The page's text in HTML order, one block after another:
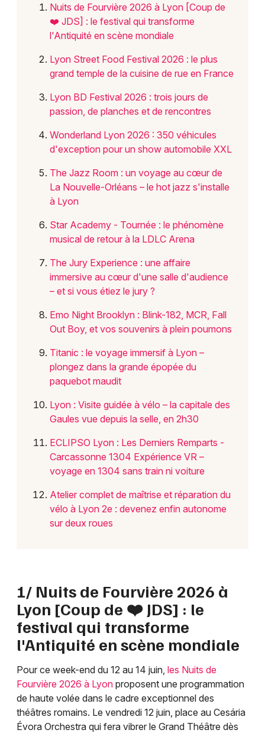
Nuits de Fourvière 2026 à Lyon [Coup de
❤️ JDS] : le festival qui transforme
l'Antiquité en scène mondiale
Lyon Street Food Festival 2026 : le plus
grand temple de la cuisine de rue en France
Lyon BD Festival 2026 : trois jours de
passion, de planches et de rencontres
Wonderland Lyon 2026 : 350 véhicules
d'exception pour un show automobile XXL
The Jazz Room : un voyage au cœur de
La Nouvelle-Orléans – le hot jazz s'installe
à Lyon
Star Academy - Tournée : le phénomène
musical de retour à la LDLC Arena
The Jury Experience : une affaire
immersive au cœur d'une salle d'audience
– et si vous étiez le jury ?
Emo Night Brooklyn : Blink-182, MCR, Fall
Out Boy, et vos souvenirs à plein poumons
Titanic : le voyage immersif à Lyon –
plongez dans la grande épopée du
paquebot maudit
Lyon : Visite guidée à vélo – la capitale des
Gaules vue depuis la selle, en 2h30
ECLIPSO Lyon : Les Derniers Remparts -
Carcassonne 1304 Expérience VR –
voyage en 1304 sans train ni voiture
Atelier complet de maîtrise et réparation du
vélo à Lyon 2e : devenez enfin autonome
sur deux roues
1/ Nuits de Fourvière 2026 à
Lyon [Coup de ❤️ JDS] : le
festival qui transforme
l'Antiquité en scène mondiale
Pour ce week-end du 12 au 14 juin, les Nuits de
Fourvière 2026 à Lyon proposent une programmation
de haute volée dans le cadre exceptionnel des
théâtres romains. Le vendredi 12 juin, place au Cesária
Évora Orchestra qui fera vibrer le Grand Théâtre dès